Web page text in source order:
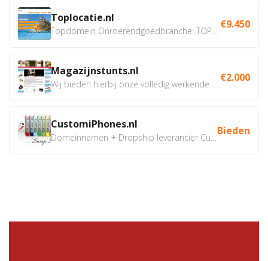
Toplocatie.nl €9.450
Magazijnstunts.nl €2.000
CustomiPhones.nl Bieden